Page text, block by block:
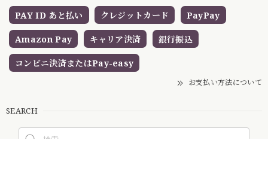
PAY ID あと払い
クレジットカード PayPay
Amazon Pay キャリア決済 銀行振込
コンビニ決済またはPay-easy
お支払い方法について
SEARCH